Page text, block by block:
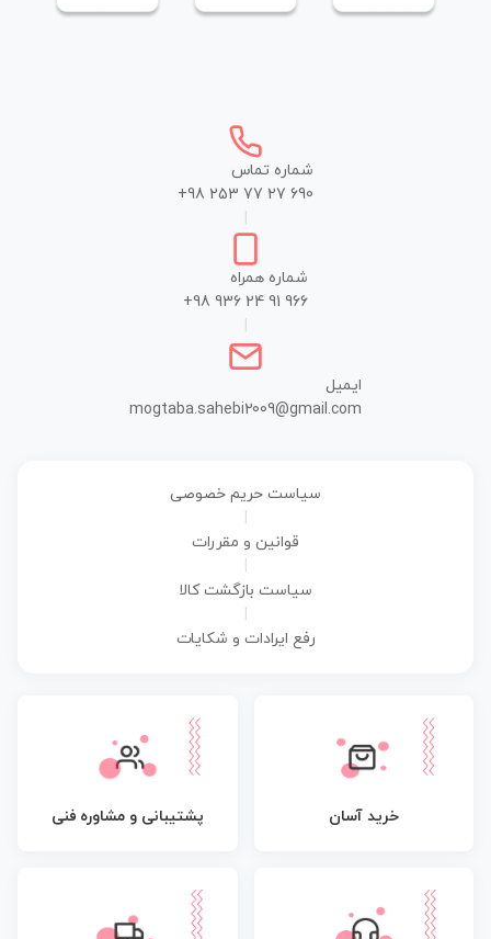
شماره تماس
+98 253 77 27 690
شماره همراه
+98 936 24 91 966
ایمیل
mogtaba.sahebi2009@gmail.com
سیاست حریم خصوصی
قوانین و مقررات
سیاست بازگشت کالا
رفع ایرادات و شکایات
خرید آسان پشتیبانی و مشاوره فنی